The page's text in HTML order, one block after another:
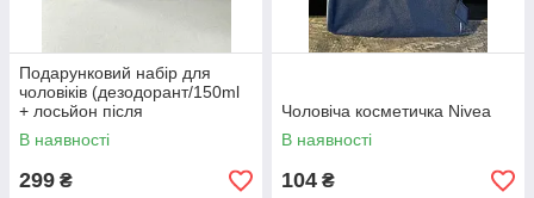
Подарунковий набір для
чоловіків (дезодорант/150ml
+ лосьйон після
бриття/100ml) Jean Marc X
Black
В наявності
299 ₴
Чоловіча косметичка Nivea
В наявності
104 ₴